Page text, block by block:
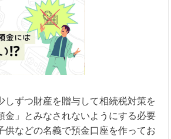
しずつ財産を贈与して相続税対策を
金」とみなされないようにする必要
供などの名義で預金口座を作ってお